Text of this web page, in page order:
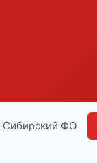
Сибирский ФО